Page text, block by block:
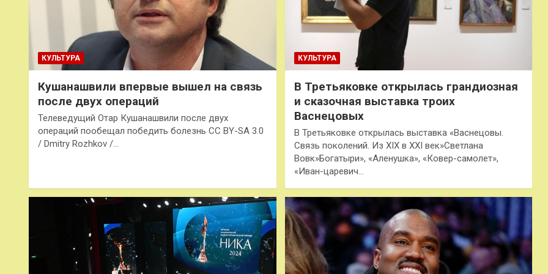
КУЛЬТУРА
Кушанашвили впервые вышел на связь
после двух операций
Телеведущий Отар Кушанашвили после двух
операций пообещал победить болезнь CC BY-SA 3.0
/ Dmitry Rozhkov /…
КУЛЬТУРА
В Третьяковке открылась грандиозная
и сказочная выставка троих
Васнецовых
В Третьяковке открылась выставка «Васнецовы.
Связь поколений. Из XIX в XXI век»Светлана
Вовк»Богатыри», «Аленушка», «Ковер-самолет»,
«Иван-царевич…